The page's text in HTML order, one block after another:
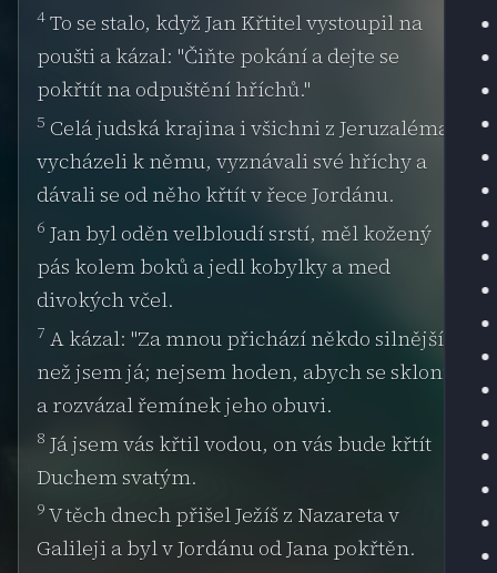
4 To se stalo, když Jan Křtitel vystoupil na
poušti a kázal: "Čiňte pokání a dejte se
pokřtít na odpuštění hříchů."
5 Celá judská krajina i všichni z Jeruzaléma
vycházeli k němu, vyznávali své hříchy a
dávali se od něho křtít v řece Jordánu.
6 Jan byl oděn velbloudí srstí, měl kožený
pás kolem boků a jedl kobylky a med
divokých včel.
7 A kázal: "Za mnou přichází někdo silnější,
než jsem já; nejsem hoden, abych se sklonil
a rozvázal řemínek jeho obuvi.
8 Já jsem vás křtil vodou, on vás bude křtít
Duchem svatým.
9 V těch dnech přišel Ježíš z Nazareta v
Galileji a byl v Jordánu od Jana pokřtěn.